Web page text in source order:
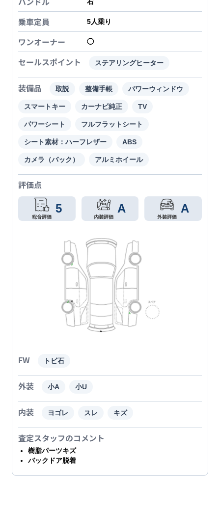
右
乗車定員 5人乗り
ワンオーナー ◯
セールスポイント ステアリングヒーター
装備品 取説 整備手帳 パワーウィンドウ
スマートキー カーナビ純正 TV
パワーシート フルフラットシート
シート素材：ハーフレザー ABS
カメラ（バック） アルミホイール
評価点
5 A A
FW トビ石
外装 小A 小U
内装 ヨゴレ スレ キズ
査定スタッフのコメント
樹脂パーツキズ
バックドア脱着